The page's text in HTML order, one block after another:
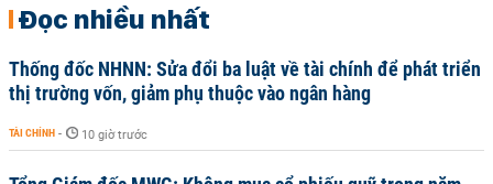
Đọc nhiều nhất
Thống đốc NHNN: Sửa đổi ba luật về tài chính để phát triển
thị trường vốn, giảm phụ thuộc vào ngân hàng
TÀI CHÍNH - 10 giờ trước